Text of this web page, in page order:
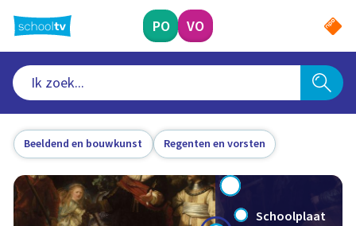
naar
hoofdinhoud
PO VO
Beeldend en bouwkunst Regenten en vorsten
Schoolplaat